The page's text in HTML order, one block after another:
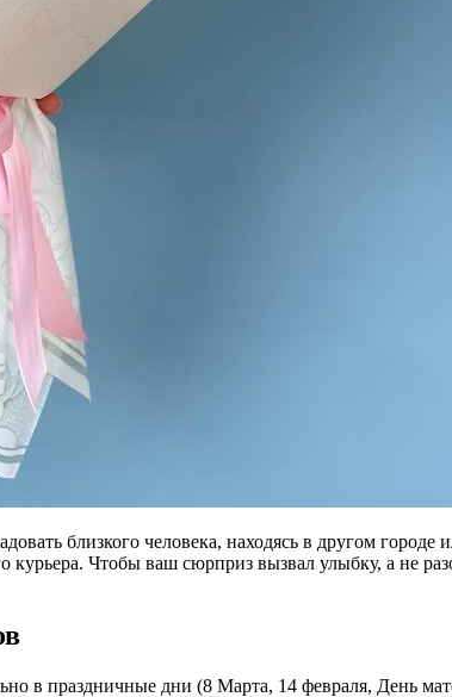
близкого человека, находясь в другом
Чтобы ваш сюрприз вызвал улыбку, а не
в праздничные дни (8 Марта, 14 февраля, День